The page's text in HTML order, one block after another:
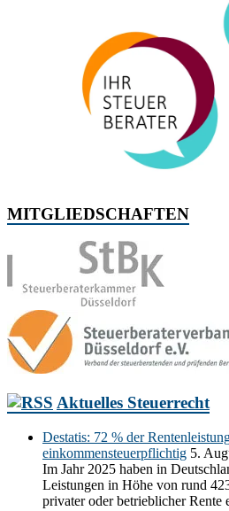
MITGLIEDSCHAFTEN
Aktuelles Steuerrecht
Destatis: 72 % der
einkommensteuerpflichtig 5.
Im Jahr 2025 haben in
Leistungen in Höhe von rund
privater oder betrieblicher Rente